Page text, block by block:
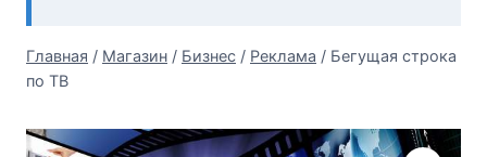
Главная / Магазин / Бизнес / Реклама / Бегущая строка
по ТВ